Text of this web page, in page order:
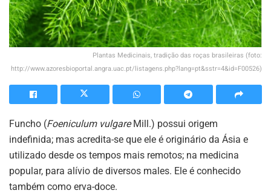
Plantas Medicinais, tradição das roças brasileiras (foto:
http://www.azoresbioportal.angra.uac.pt/listagens.php?lang=pt&sstr=4&id=F00526)
Funcho (Foeniculum vulgareMill.) possui origem
indefinida; mas acredita-se que ele é originário da Ásia e
utilizado desde os tempos mais remotos; na medicina
popular, para alívio de diversos males. Ele é conhecido
também como erva-doce.